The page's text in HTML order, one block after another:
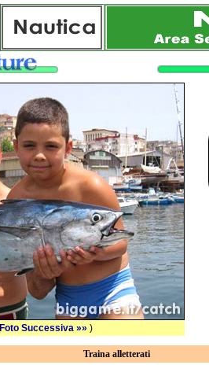
Traina alletterati
Foto Successiva »» )